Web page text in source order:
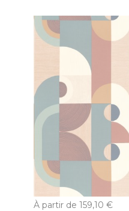
À partir de 159,10 €